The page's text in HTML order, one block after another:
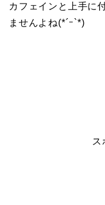
カフェインと上手に
ませんよね(*´ｰ`*)
ス